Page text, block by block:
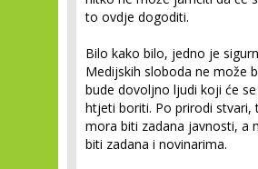
to ovdje dogoditi.
Bilo kako bilo, jedno je
Medijskih sloboda ne može
bude dovoljno ljudi koji će
htjeti boriti. Po prirodi stvari,
mora biti zadana javnosti, a
biti zadana i novinarima.